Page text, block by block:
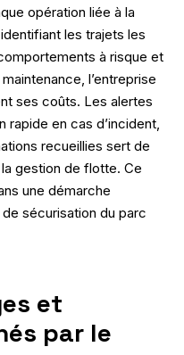
opération liée à la
les trajets les
à risque et
l’entreprise
ses coûts. Les alertes
rapide en cas d’incident,
recueillies sert de
gestion de flotte. Ce
une démarche
sécurisation du parc
et
par le